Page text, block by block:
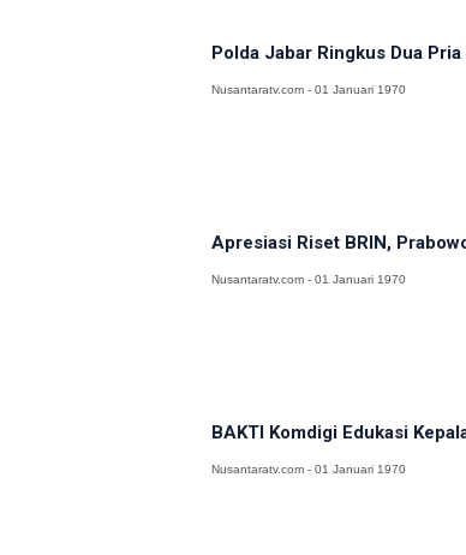
Polda Jabar Ringkus Dua
Nusantaratv.com - 01 Januari 1970
Apresiasi Riset BRIN,
Nusantaratv.com - 01 Januari 1970
BAKTI Komdigi Edukasi
Nusantaratv.com - 01 Januari 1970